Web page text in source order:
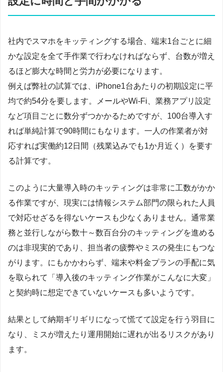
社内でスマホをキッティングする場合、端末1台ごとに細
かな設定を全て手作業で行わなければならず、台数が増え
るほど膨大な時間と労力が必要になります。
例えば弊社の試算では、iPhone1台あたりの初期設定に平
均で約54分を要します。メールやWi-Fi、業務アプリ設定
など項目ごとに数分ずつかかるためですが、100台導入す
れば単純計算で90時間にもなります。一人の作業者が対
応すれば実働約12日間（残業込みでも1か月近く）を要す
る計算です。
このように大量導入時のキッティングは非常に工数がかか
る作業ですが、現実には情報システム部門の限られた人員
で対応せざるを得ないケースも少なくありません。通常業
務と並行しながら数十～数百台分のキッティングを進める
のは非現実的であり、担当者の疲弊やミスの発生にもつな
がります。にもかかわらず、端末や料金プランの手配に気
を取られて「導入後のキッティング作業がこんなに大変」
と契約時に想定できていないケースも多いようです。
結果として納期ギリギリになって慌てて設定を行う羽目に
なり、ミスが増えたり運用開始に遅れが出るリスクがあり
ます。